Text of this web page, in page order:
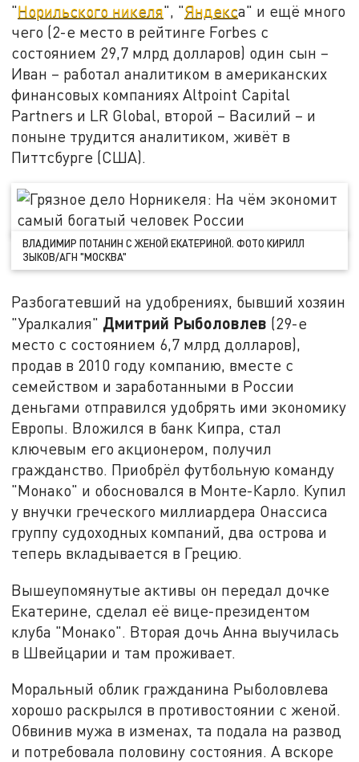
"Норильского никеля", "Яндекса" и ещё много
чего (2-е место в рейтинге Forbes с
состоянием 29,7 млрд долларов) один сын –
Иван – работал аналитиком в американских
финансовых компаниях Altpoint Capital
Partners и LR Global, второй – Василий – и
поныне трудится аналитиком, живёт в
Питтсбурге (США).
ВЛАДИМИР ПОТАНИН С ЖЕНОЙ ЕКАТЕРИНОЙ. ФОТО КИРИЛЛ
ЗЫКОВ/АГН "МОСКВА"
Разбогатевший на удобрениях, бывший хозяин
"Уралкалия" Дмитрий Рыболовлев (29-е
место с состоянием 6,7 млрд долларов),
продав в 2010 году компанию, вместе с
семейством и заработанными в России
деньгами отправился удобрять ими экономику
Европы. Вложился в банк Кипра, стал
ключевым его акционером, получил
гражданство. Приобрёл футбольную команду
"Монако" и обосновался в Монте-Карло. Купил
у внучки греческого миллиардера Онассиса
группу судоходных компаний, два острова и
теперь вкладывается в Грецию.
Вышеупомянутые активы он передал дочке
Екатерине, сделал её вице-президентом
клуба "Монако". Вторая дочь Анна выучилась
в Швейцарии и там проживает.
Моральный облик гражданина Рыболовлева
хорошо раскрылся в противостоянии с женой.
Обвинив мужа в изменах, та подала на развод
и потребовала половину состояния. А вскоре